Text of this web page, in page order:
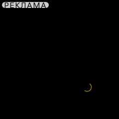
РЕКЛАМА